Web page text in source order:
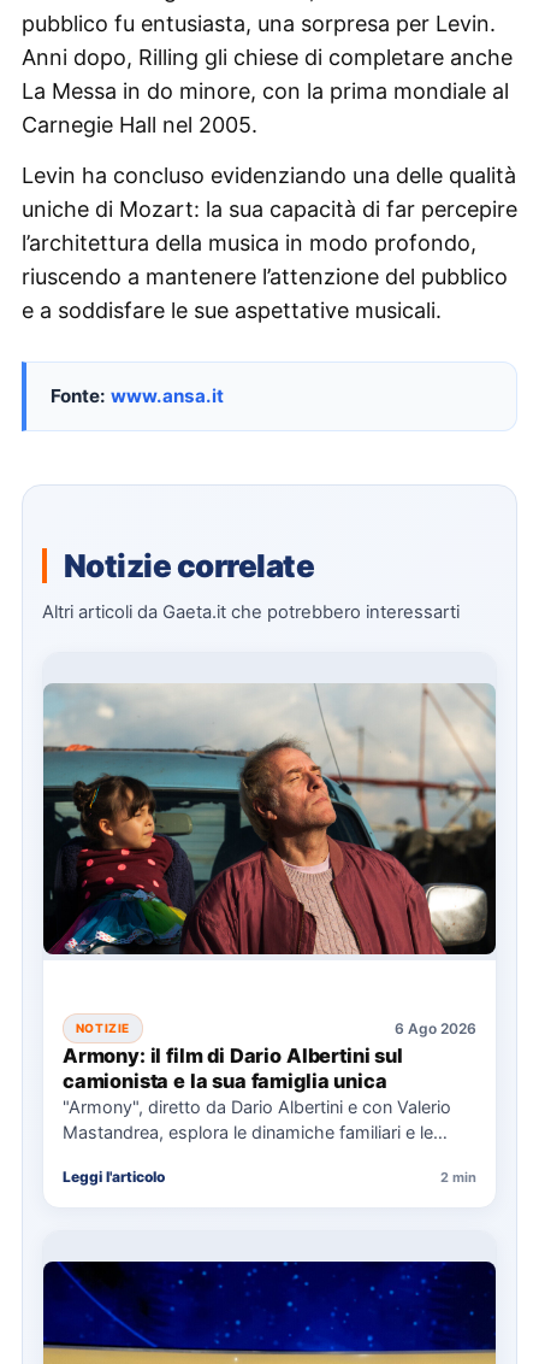
pubblico fu entusiasta, una sorpresa per Levin.
Anni dopo, Rilling gli chiese di completare anche
La Messa in do minore, con la prima mondiale al
Carnegie Hall nel 2005.
Levin ha concluso evidenziando una delle qualità
uniche di Mozart: la sua capacità di far percepire
l’architettura della musica in modo profondo,
riuscendo a mantenere l’attenzione del pubblico
e a soddisfare le sue aspettative musicali.
Fonte: www.ansa.it
Notizie correlate
Altri articoli da Gaeta.it che potrebbero interessarti
NOTIZIE 6 Ago 2026
Armony: il film di Dario Albertini sul
camionista e la sua famiglia unica
"Armony", diretto da Dario Albertini e con Valerio
Mastandrea, esplora le dinamiche familiari e le
Leggi l'articolo 2 min